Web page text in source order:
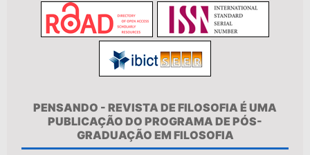
PENSANDO - REVISTA DE FILOSOFIA É UMA
PUBLICAÇÃO DO PROGRAMA DE PÓS-
GRADUAÇÃO EM FILOSOFIA